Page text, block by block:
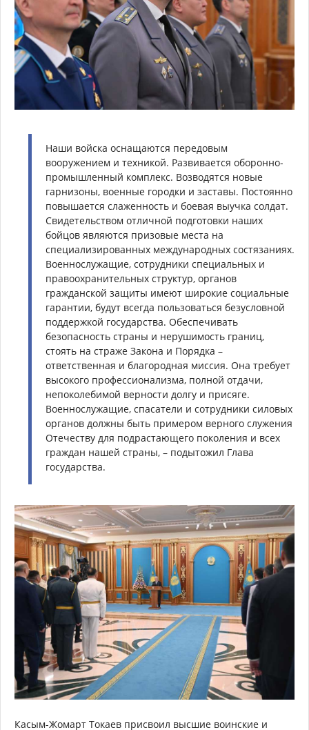
Наши войска оснащаются передовым
вооружением и техникой. Развивается оборонно-
промышленный комплекс. Возводятся новые
гарнизоны, военные городки и заставы. Постоянно
повышается слаженность и боевая выучка солдат.
Свидетельством отличной подготовки наших
бойцов являются призовые места на
специализированных международных состязаниях.
Военнослужащие, сотрудники специальных и
правоохранительных структур, органов
гражданской защиты имеют широкие социальные
гарантии, будут всегда пользоваться безусловной
поддержкой государства. Обеспечивать
безопасность страны и нерушимость границ,
стоять на страже Закона и Порядка –
ответственная и благородная миссия. Она требует
высокого профессионализма, полной отдачи,
непоколебимой верности долгу и присяге.
Военнослужащие, спасатели и сотрудники силовых
органов должны быть примером верного служения
Отечеству для подрастающего поколения и всех
граждан нашей страны, – подытожил Глава
государства.
Касым-Жомарт Токаев присвоил высшие воинские и